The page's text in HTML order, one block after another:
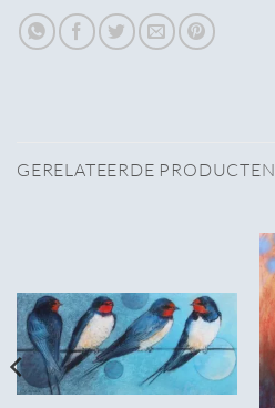
GERELATEERDE PRODUCTEN